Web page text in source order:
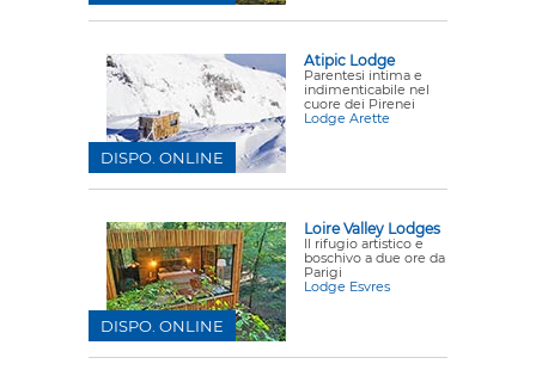
Atipic Lodge
Parentesi intima e
indimenticabile nel
cuore dei Pirenei
Lodge Arette
DISPO. ONLINE
Loire Valley Lodges
Il rifugio artistico e
boschivo a due ore da
Parigi
Lodge Esvres
DISPO. ONLINE